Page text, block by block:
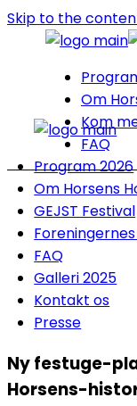
Skip to the
Om
Kom
FAQ
Program 2026
Om Horsens
GEJST Festival
FAQ
Galleri 2025
Kontakt os
Presse
Ny festuge-
Horsens-